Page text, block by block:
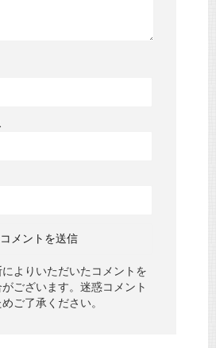
よりいただいたコメントを
ございます。迷惑コメント
ご了承ください。